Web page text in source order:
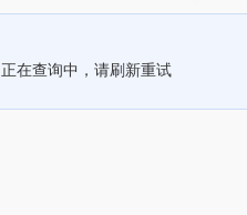
正在查询中，请刷新重试